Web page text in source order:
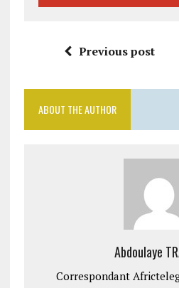
Previous post
ABOUT THE AUTHOR
Abdoulaye
Correspondant